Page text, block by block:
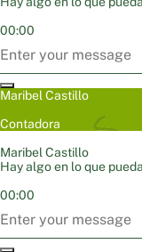
00:00
Maribel Castillo
Contadora
Maribel Castillo
Hay algo en lo que
00:00